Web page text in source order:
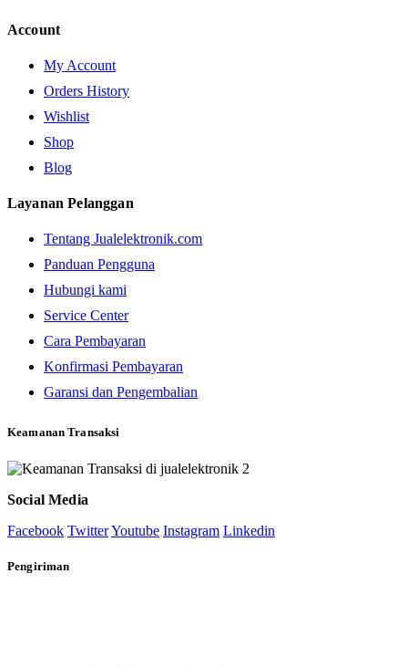
Account
My Account
Orders History
Wishlist
Shop
Blog
Layanan Pelanggan
Tentang Jualelektronik.com
Panduan Pengguna
Hubungi kami
Service Center
Cara Pembayaran
Konfirmasi Pembayaran
Garansi dan Pengembalian
Keamanan Transaksi
Social Media
Facebook TwitterYoutube Instagram Linkedin
Pengiriman